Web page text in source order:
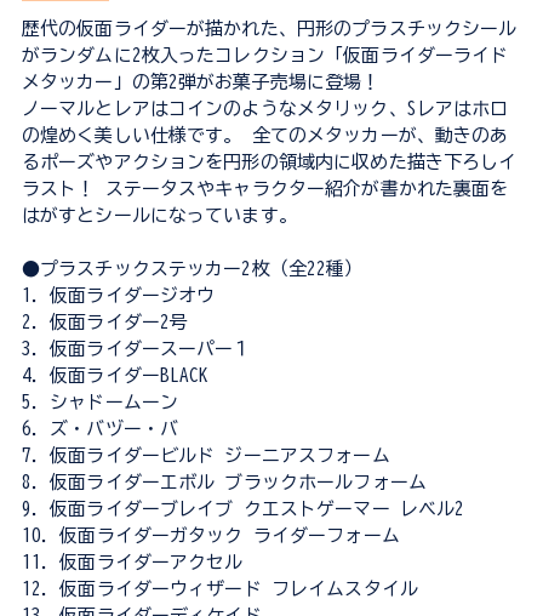
歴代の仮面ライダーが描かれた、円形のプラスチックシール
がランダムに2枚入ったコレクション「仮面ライダーライド
メタッカー」の第2弾がお菓子売場に登場！
ノーマルとレアはコインのようなメタリック、Sレアはホロ
の煌めく美しい仕様です。 全てのメタッカーが、動きのあ
るポーズやアクションを円形の領域内に収めた描き下ろしイ
ラスト！ ステータスやキャラクター紹介が書かれた裏面を
はがすとシールになっています。
●プラスチックステッカー2枚（全22種）
1．仮面ライダージオウ
2．仮面ライダー2号
3．仮面ライダースーパー１
4．仮面ライダーBLACK
5．シャドームーン
6．ズ・バヅー・バ
7．仮面ライダービルド ジーニアスフォーム
8．仮面ライダーエボル ブラックホールフォーム
9．仮面ライダーブレイブ クエストゲーマー レベル2
10．仮面ライダーガタック ライダーフォーム
11．仮面ライダーアクセル
12．仮面ライダーウィザード フレイムスタイル